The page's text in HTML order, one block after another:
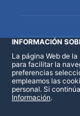
LinkedIn
INFORMACIÓN
La página Web de
para facilitar la
preferencias
empleamos las
personal. Si
Información.